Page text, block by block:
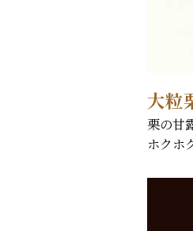
大粒
栗の甘
ホクホ